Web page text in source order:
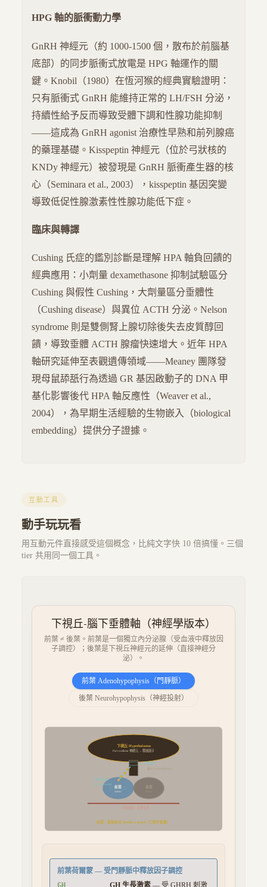
HPG 軸的脈衝動力學
GnRH 神經元（約 1000-1500 個，散布於前腦基
底部）的同步脈衝式放電是 HPG 軸運作的關
鍵。Knobil（1980）在恆河猴的經典實驗證明：
只有脈衝式 GnRH 能維持正常的 LH/FSH 分泌，
持續性給予反而導致受體下調和性腺功能抑制
——這成為 GnRH agonist 治療性早熟和前列腺癌
的藥理基礎。Kisspeptin 神經元（位於弓狀核的
KNDy 神經元）被發現是 GnRH 脈衝產生器的核
心（Seminara et al., 2003），kisspeptin 基因突變
導致低促性腺激素性性腺功能低下症。
臨床與轉譯
Cushing 氏症的鑑別診斷是理解 HPA 軸負回饋的
經典應用：小劑量 dexamethasone 抑制試驗區分
Cushing 與假性 Cushing，大劑量區分垂體性
（Cushing disease）與異位 ACTH 分泌。Nelson
syndrome 則是雙側腎上腺切除後失去皮質醇回
饋，導致垂體 ACTH 腺瘤快速增大。近年 HPA
軸研究延伸至表觀遺傳領域——Meaney 團隊發
現母鼠舔舐行為透過 GR 基因啟動子的 DNA 甲
基化影響後代 HPA 軸反應性（Weaver et al.,
2004），為早期生活經驗的生物嵌入（biological
embedding）提供分子證據。
互動工具
動手玩玩看
用互動元件直接感受這個概念，比純文字快 10 倍搞懂。三個
tier 共用同一個工具。
下視丘-腦下垂體軸（神經學版本）
前葉 ≠ 後葉。前葉是一個獨立內分泌腺（受血液中釋放因
子調控）；後葉是下視丘神經元的延伸（直接神經分
泌）。
前葉 Adenohypophysis（門靜脈）
後葉 Neurohypophysis（神經投射）
下視丘 Hypothalamus
Parvocellular 神經元 → 釋放因子
前葉
Adeno-
上微血管叢
門靜脈系統
(portal vessels)
前葉：胚胎來自 Rathke's pouch（口腔外胚層）
前葉荷爾蒙 — 受門靜脈中釋放因子調控